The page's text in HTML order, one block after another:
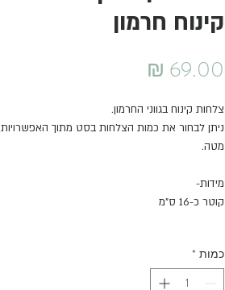
קינוח חרמון
צלחות קינוח בגווני החרמון.
ניתן לבחור את כמות הצלחות בסט מתוך האפשרויות
מטה.
מידות-
קוטר כ-16 ס"מ
כמות *